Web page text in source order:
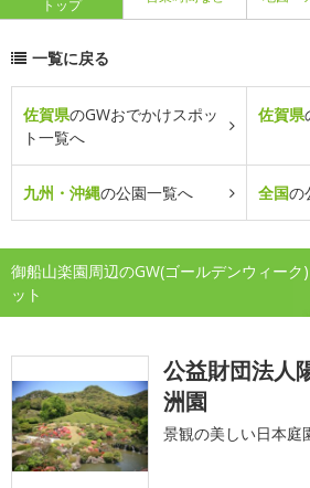
トップ
一覧に戻る
佐賀県のGWおでかけスポッ
ト一覧へ
佐賀県
九州・沖縄の公園一覧へ 全国の
御船山楽園周辺のGW(ゴールデンウィー
ット
公益財団法人
洲園
景観の美しい日本庭